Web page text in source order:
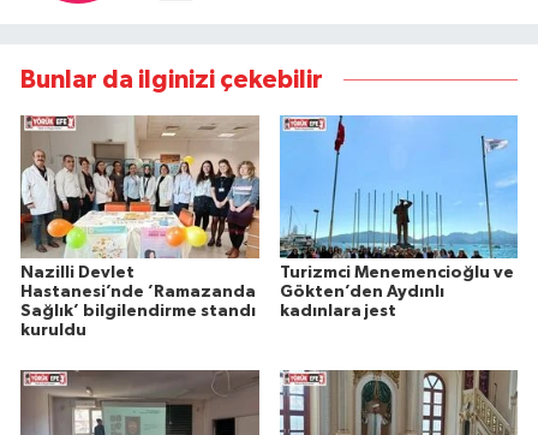
Bunlar da ilginizi çekebilir
Nazilli Devlet
Hastanesi’nde ’Ramazanda
Sağlık’ bilgilendirme standı
kuruldu
Turizmci Menemencioğlu ve
Gökten’den Aydınlı
kadınlara jest